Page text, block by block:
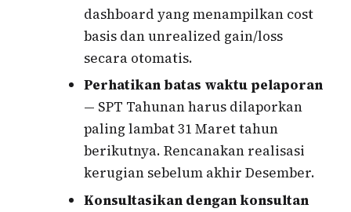
dashboard yang menampilkan cost
basis dan unrealized gain/loss
secara otomatis.
Perhatikan batas waktu pelaporan
— SPT Tahunan harus dilaporkan
paling lambat 31 Maret tahun
berikutnya. Rencanakan realisasi
kerugian sebelum akhir Desember.
Konsultasikan dengan konsultan